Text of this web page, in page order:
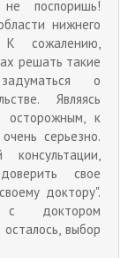
поспоришь!
нижнего
К сожалению,
решать такие
о
Являясь
осторожным, к
серьезно.
свое
доктору".
с доктором
выбор